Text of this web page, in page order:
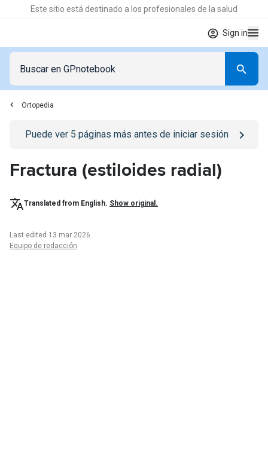
Este sitio está destinado a los profesionales de la salud
Sign in
Ortopedia
Go to/iniciar-sesionpage
Puede ver 5 páginas más antes de iniciar sesión
Fractura (estiloides radial)
Translated from English. Show original.
Last edited 13 mar 2026
Equipo de redacción